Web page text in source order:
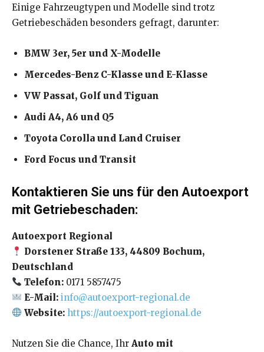
Einige Fahrzeugtypen und Modelle sind trotz
Getriebeschäden besonders gefragt, darunter:
BMW 3er, 5er und X-Modelle
Mercedes-Benz C-Klasse und E-Klasse
VW Passat, Golf und Tiguan
Audi A4, A6 und Q5
Toyota Corolla und Land Cruiser
Ford Focus und Transit
Kontaktieren Sie uns für den Autoexport
mit Getriebeschaden:
Autoexport Regional
Dorstener Straße 133, 44809 Bochum,
Deutschland
Telefon: 0171 5857475
E-Mail: info@autoexport-regional.de
Website: https://autoexport-regional.de
Nutzen Sie die Chance, Ihr Auto mit